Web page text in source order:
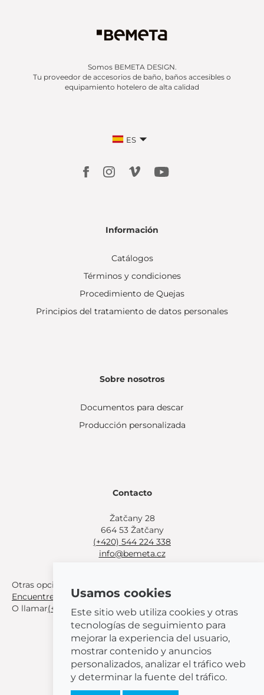
Somos BEMETA DESIGN.
Tu proveedor de accesorios de baño, baños accesibles o
equipamiento hotelero de alta calidad
ES
Información
Catálogos
Términos y condiciones
Procedimiento de Quejas
Principios del tratamiento de datos personales
Sobre nosotros
Documentos para descar
Producción personalizada
Contacto
Žatčany 28
664 53 Žatčany
(+420) 544 224 338
info@bemeta.cz
Otras opciones de compra:
Encuentre un distribuidor cerca de usted
O llamar(+420) 544 224 338.
© 2026 BEMETA
Usamos cookies
Este sitio web utiliza cookies y otras
tecnologías de seguimiento para
mejorar la experiencia del usuario,
mostrar contenido y anuncios
personalizados, analizar el tráfico web
y determinar la fuente del tráfico.